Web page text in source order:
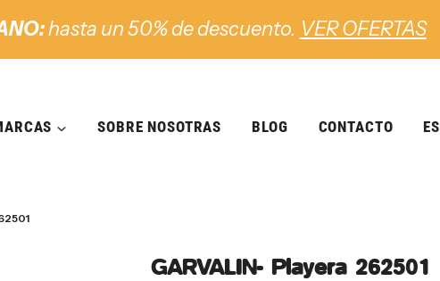
hasta un 50% de descuento. VER OFERTAS
SOBRE NOSOTRAS BLOG CONTACTO ES
GARVALIN- Playera 262501